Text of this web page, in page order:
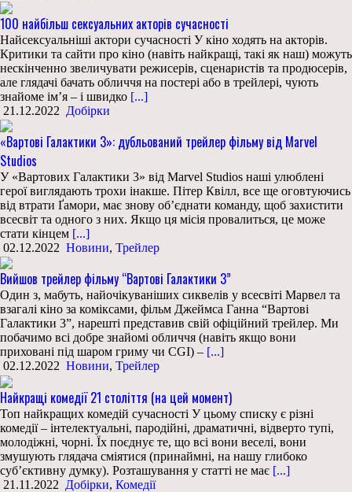
100 найбільш сексуальних акторів сучасності
Найсексуальніші актори сучасності У кіно ходять на акторів.
Критики та сайти про кіно (навіть найкращі, такі як наш) можуть
нескінченно звеличувати режисерів, сценаристів та продюсерів,
але глядачі бачать обличчя на постері або в трейлері, чують
знайоме ім’я – і швидко [...]
21.12.2022 Добірки
«Вартові Галактики 3»: дубльований трейлер фільму від Marvel
Studios
У «Вартових Галактики 3» від Marvel Studios наші улюблені
герої виглядають трохи інакше. Пітер Квілл, все ще оговтуючись
від втрати Ґамори, має знову об’єднати команду, щоб захистити
всесвіт та одного з них. Якщо ця місія провалиться, це може
стати кінцем [...]
02.12.2022 Новини, Трейлер
Вийшов трейлер фільму “Вартові Галактики 3”
Один з, мабуть, найочікуваніших сиквелів у всесвіті Марвел та
взагалі кіно за коміксами, фільм Джеймса Ганна “Вартові
Галактики 3”, нарешті представив свій офіційний трейлер. Ми
побачимо всі добре знайомі обличчя (навіть якщо вони
приховані під шаром гриму чи CGI) – [...]
02.12.2022 Новини, Трейлер
Найкращі комедії 21 століття (на цей момент)
Топ найкращих комедій сучасності У цьому списку є різні
комедії – інтелектуальні, пародійні, драматичні, відверто тупі,
молодіжні, чорні. Їх поєднує те, що всі вони веселі, вони
змушують глядача сміятися (принаймні, на нашу глибоко
суб’єктивну думку). Розташування у статті не має [...]
21.11.2022 Добірки, Комедії